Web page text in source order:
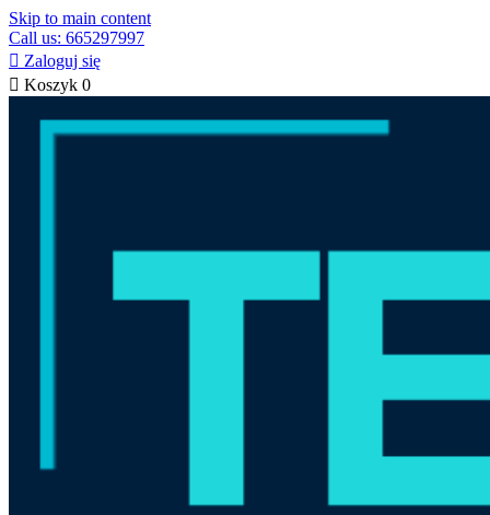
Skip to main content
Call us: 665297997
 Zaloguj się
 Koszyk 0